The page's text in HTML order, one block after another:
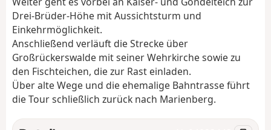
Drei-Brüder-Höhe mit Aussichtsturm und
Einkehrmöglichkeit.
Anschließend verläuft die Strecke über
Großrückerswalde mit seiner Wehrkirche sowie zu
den Fischteichen, die zur Rast einladen.
Über alte Wege und die ehemalige Bahntrasse führt
die Tour schließlich zurück nach Marienberg.